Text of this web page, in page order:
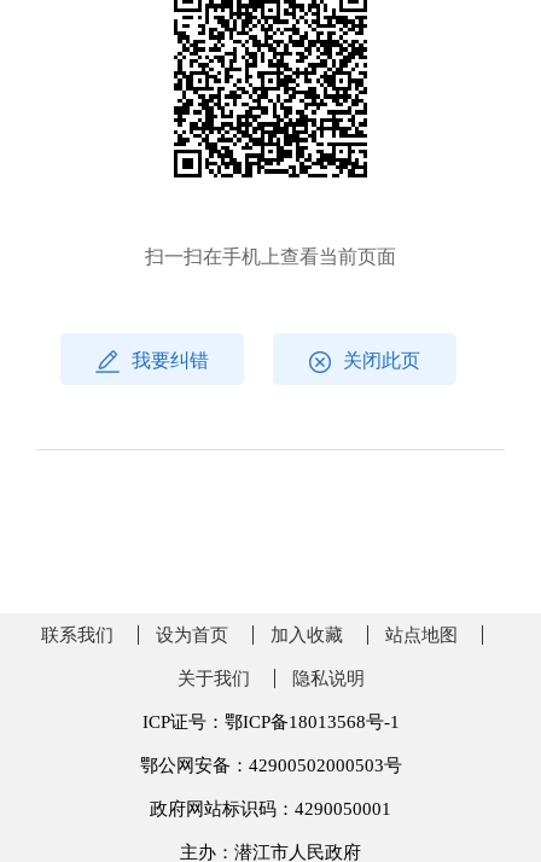
扫一扫在手机上查看当前页面
我要纠错 关闭此页
联系我们 设为首页 加入收藏 站点地图
关于我们 隐私说明
ICP证号：鄂ICP备18013568号-1
鄂公网安备：42900502000503号
政府网站标识码：4290050001
主办：潜江市人民政府